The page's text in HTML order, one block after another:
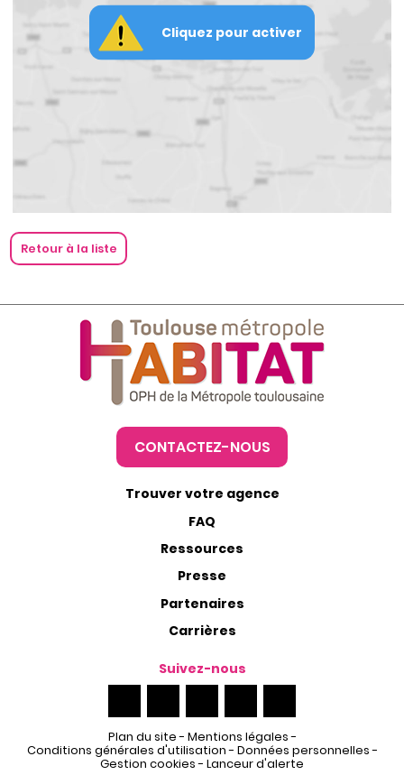
Cliquez pour activer
Retour à la liste
CONTACTEZ-NOUS
Trouver votre agence
FAQ
Ressources
Presse
Partenaires
Carrières
Suivez-nous
Plan du site- Mentions légales-
Conditions générales d'utilisation- Données personnelles-
Gestion cookies- Lanceur d'alerte